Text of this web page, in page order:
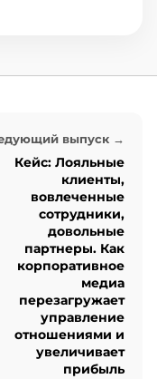
с
о
я
кейса
выпуск →
Кейс: Лояльные
клиенты,
вовлеченные
сотрудники,
довольные
партнеры. Как
корпоративное
медиа
перезагружает
управление
отношениями и
увеличивает
прибыль